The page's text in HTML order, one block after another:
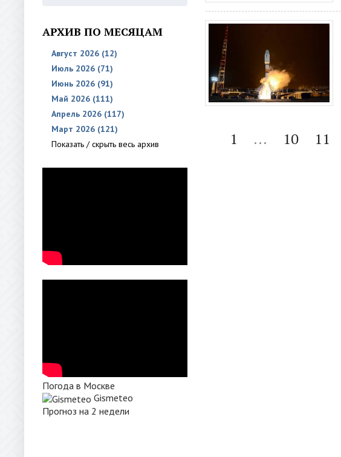
АРХИВ ПО МЕСЯЦАМ
Август 2026 (12)
Июль 2026 (71)
Июнь 2026 (91)
Май 2026 (111)
Апрель 2026 (117)
Март 2026 (121)
Показать / скрыть весь архив
Погода в Москве
Gismeteo
Прогноз на 2 недели
1 ... 10 11